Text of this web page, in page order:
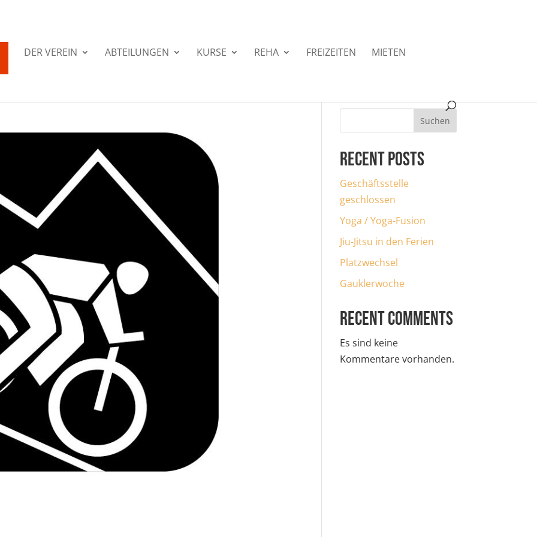
DER VEREIN ABTEILUNGEN KURSE REHA FREIZEITEN MIETEN
Suchen
Recent Posts
Geschäftsstelle
geschlossen
Yoga / Yoga-Fusion
Jiu-Jitsu in den Ferien
Platzwechsel
Gauklerwoche
Recent Comments
Es sind keine
Kommentare vorhanden.